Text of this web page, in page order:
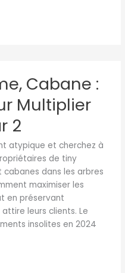
Cabane :
Multiplier
2
atypique et cherchez à
de tiny
dans les arbres
maximiser les
en préservant
leurs clients. Le
insolites en 2024